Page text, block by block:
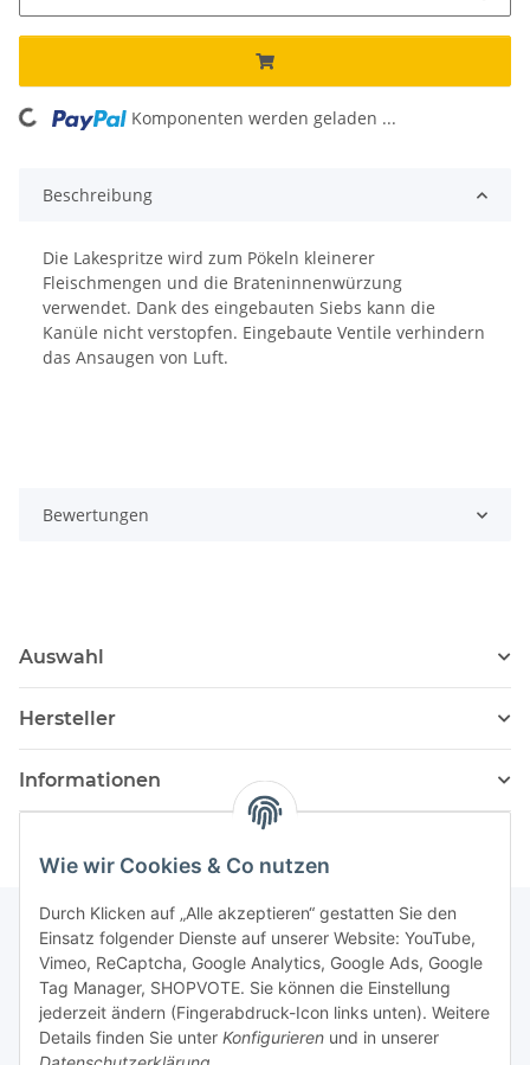
Wie wir Cookies & Co nutzen
Durch Klicken auf „Alle akzeptieren“ gestatten Sie den
Einsatz folgender Dienste auf unserer Website: YouTube,
Vimeo, ReCaptcha, Google Analytics, Google Ads, Google
Tag Manager, SHOPVOTE. Sie können die Einstellung
jederzeit ändern (Fingerabdruck-Icon links unten). Weitere
Details finden Sie unter Konfigurieren und in unserer
Loading... Komponenten werden geladen ...
Beschreibung
Die Lakespritze wird zum Pökeln kleinerer
Fleischmengen und die Brateninnenwürzung
verwendet. Dank des eingebauten Siebs kann die
Kanüle nicht verstopfen. Eingebaute Ventile verhindern
das Ansaugen von Luft.
Bewertungen
Auswahl
Hersteller
Informationen
Newsletter Abonnieren
Bitte senden Sie mir entsprechend Ihrer
Datenschutzerklärung
regelmäßig und jederzeit widerruflich